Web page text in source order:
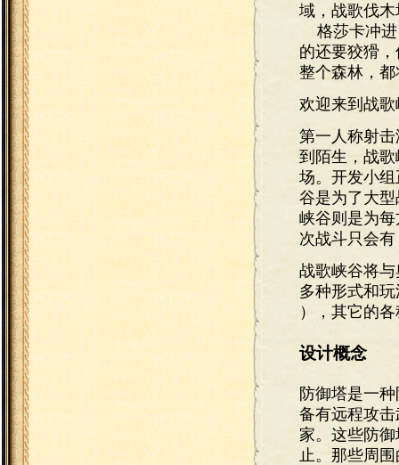
域，战歌伐
格莎卡冲进
的还要狡猾
整个森林，
欢迎来到战歌
第一人称射击
到陌生，战
场。开发小
谷是为了大
峡谷则是为
次战斗只会
战歌峡谷将
多种形式和
），其它的
设计概念
防御塔是一
备有远程攻
家。这些防
止。那些周